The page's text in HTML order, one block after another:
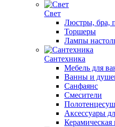
Свет
Люстры, бра,
Торшеры
Лампы
Сантехника
Мебель для
Ванны и
Санфаянс
Смесители
Аксессуары
Керамическая